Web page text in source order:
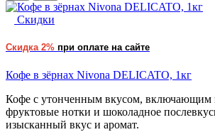
Скидки
Скидка 2% при оплате на сайте
Кофе в зёрнах Nivona DELICATO, 1кг
Кофе с утонченным вкусом, включающим
фруктовые нотки и шоколадное
изысканный вкус и аромат.